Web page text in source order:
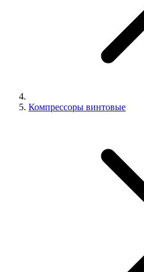
Компрессоры винтовые